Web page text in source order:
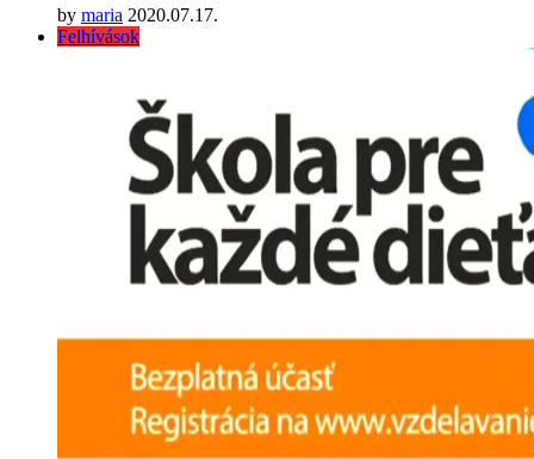
by maria 2020.07.17.
Felhívások